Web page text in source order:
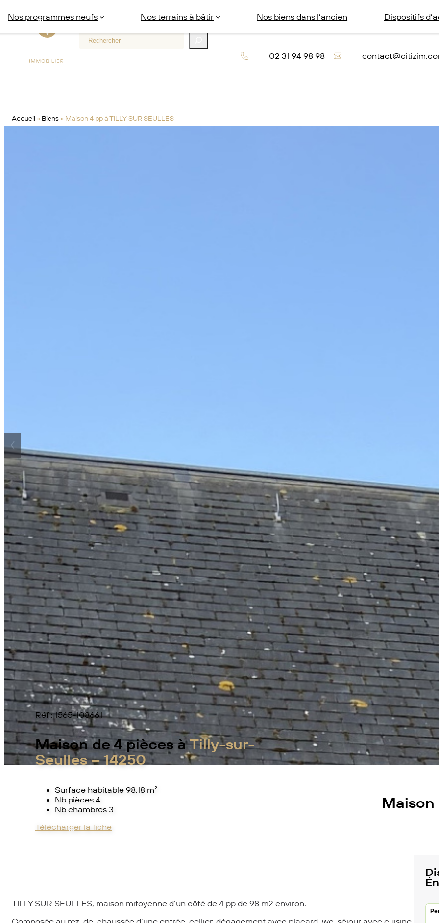
au
Rechercher
02 31 94 98 98
Nos programmes neufs Nos terrains à bâtir Nos biens dans l’ancien Dispositifs
Accueil » Biens » Maison 4 pp à TILLY SUR SEULLES
Réf :1565-108661
Maison de 4 pièces àTilly-sur-
Seulles – 14250
Surface habitable 98,18 m²
Nb pièces 4
Nb chambres 3
Télécharger la fiche
Maison
TILLY SUR SEULLES, maison mitoyenne d’un côté de 4 pp de 98 m2 environ.
Composée au rez-de-chaussée d’une entrée, cellier, dégagement avec placard, wc, séjour avec cuisine